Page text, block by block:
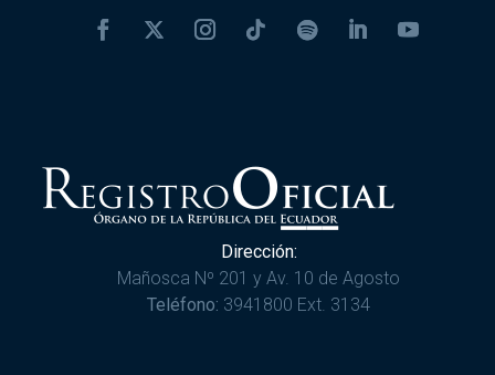
Dirección:
Mañosca Nº 201 y Av. 10 de Agosto
Teléfono: 3941800 Ext. 3134